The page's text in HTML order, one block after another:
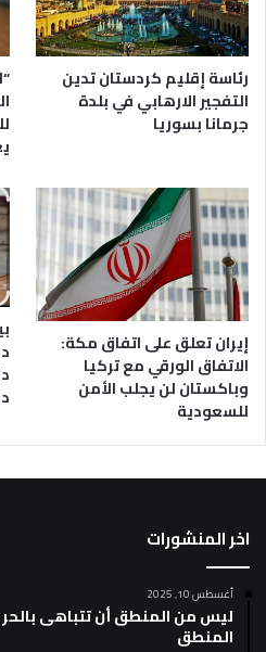
رئاسة إقليم كردستان تدين
التفجير الارهابي في بلدة
جرمانا بسوريا
إيران تعلق على اتفاق مكة:
الاتفاق الورقي مع تركيا
وباكستان لن يجلب الأمن
للسعودية
اخر المنشورات
أغسطس 10, 2025
ليس من المنطق أن تتباهى
المنطق